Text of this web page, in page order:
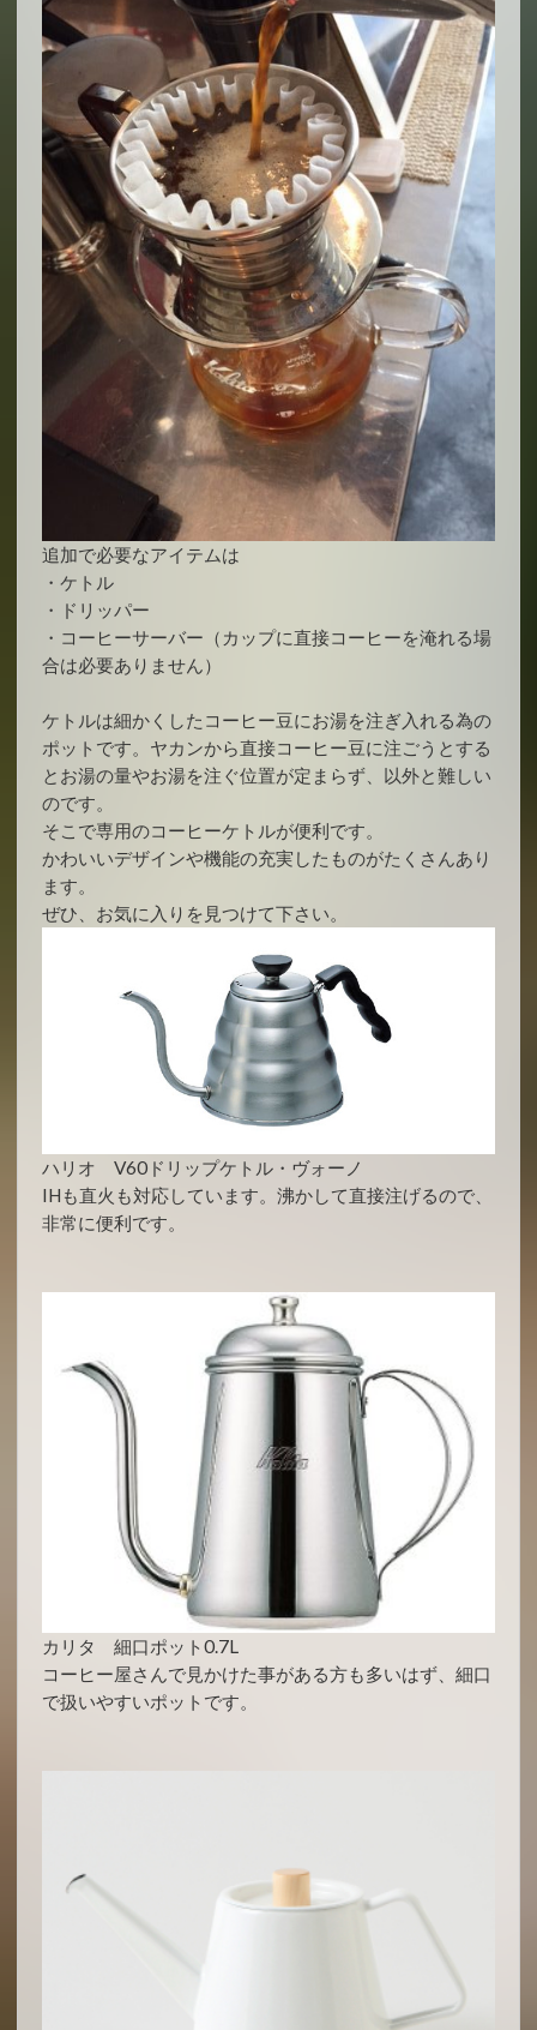
追加で必要なアイテムは
・ケトル
・ドリッパー
・コーヒーサーバー（カップに直接コーヒーを淹れる場
合は必要ありません）
ケトルは細かくしたコーヒー豆にお湯を注ぎ入れる為の
ポットです。ヤカンから直接コーヒー豆に注ごうとする
とお湯の量やお湯を注ぐ位置が定まらず、以外と難しい
のです。
そこで専用のコーヒーケトルが便利です。
かわいいデザインや機能の充実したものがたくさんあり
ます。
ぜひ、お気に入りを見つけて下さい。
ハリオ V60ドリップケトル・ヴォーノ
IHも直火も対応しています。沸かして直接注げるので、
非常に便利です。
カリタ 細口ポット0.7L
コーヒー屋さんで見かけた事がある方も多いはず、細口
で扱いやすいポットです。